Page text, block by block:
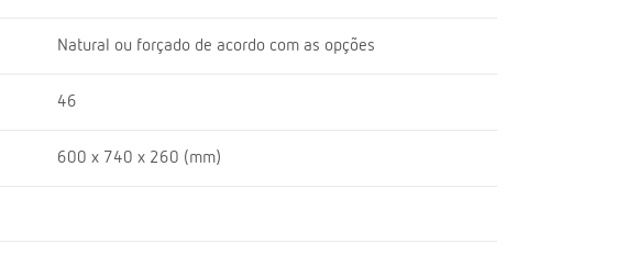
Natural ou forçado de acordo com as opções
46
600 x 740 x 260 (mm)